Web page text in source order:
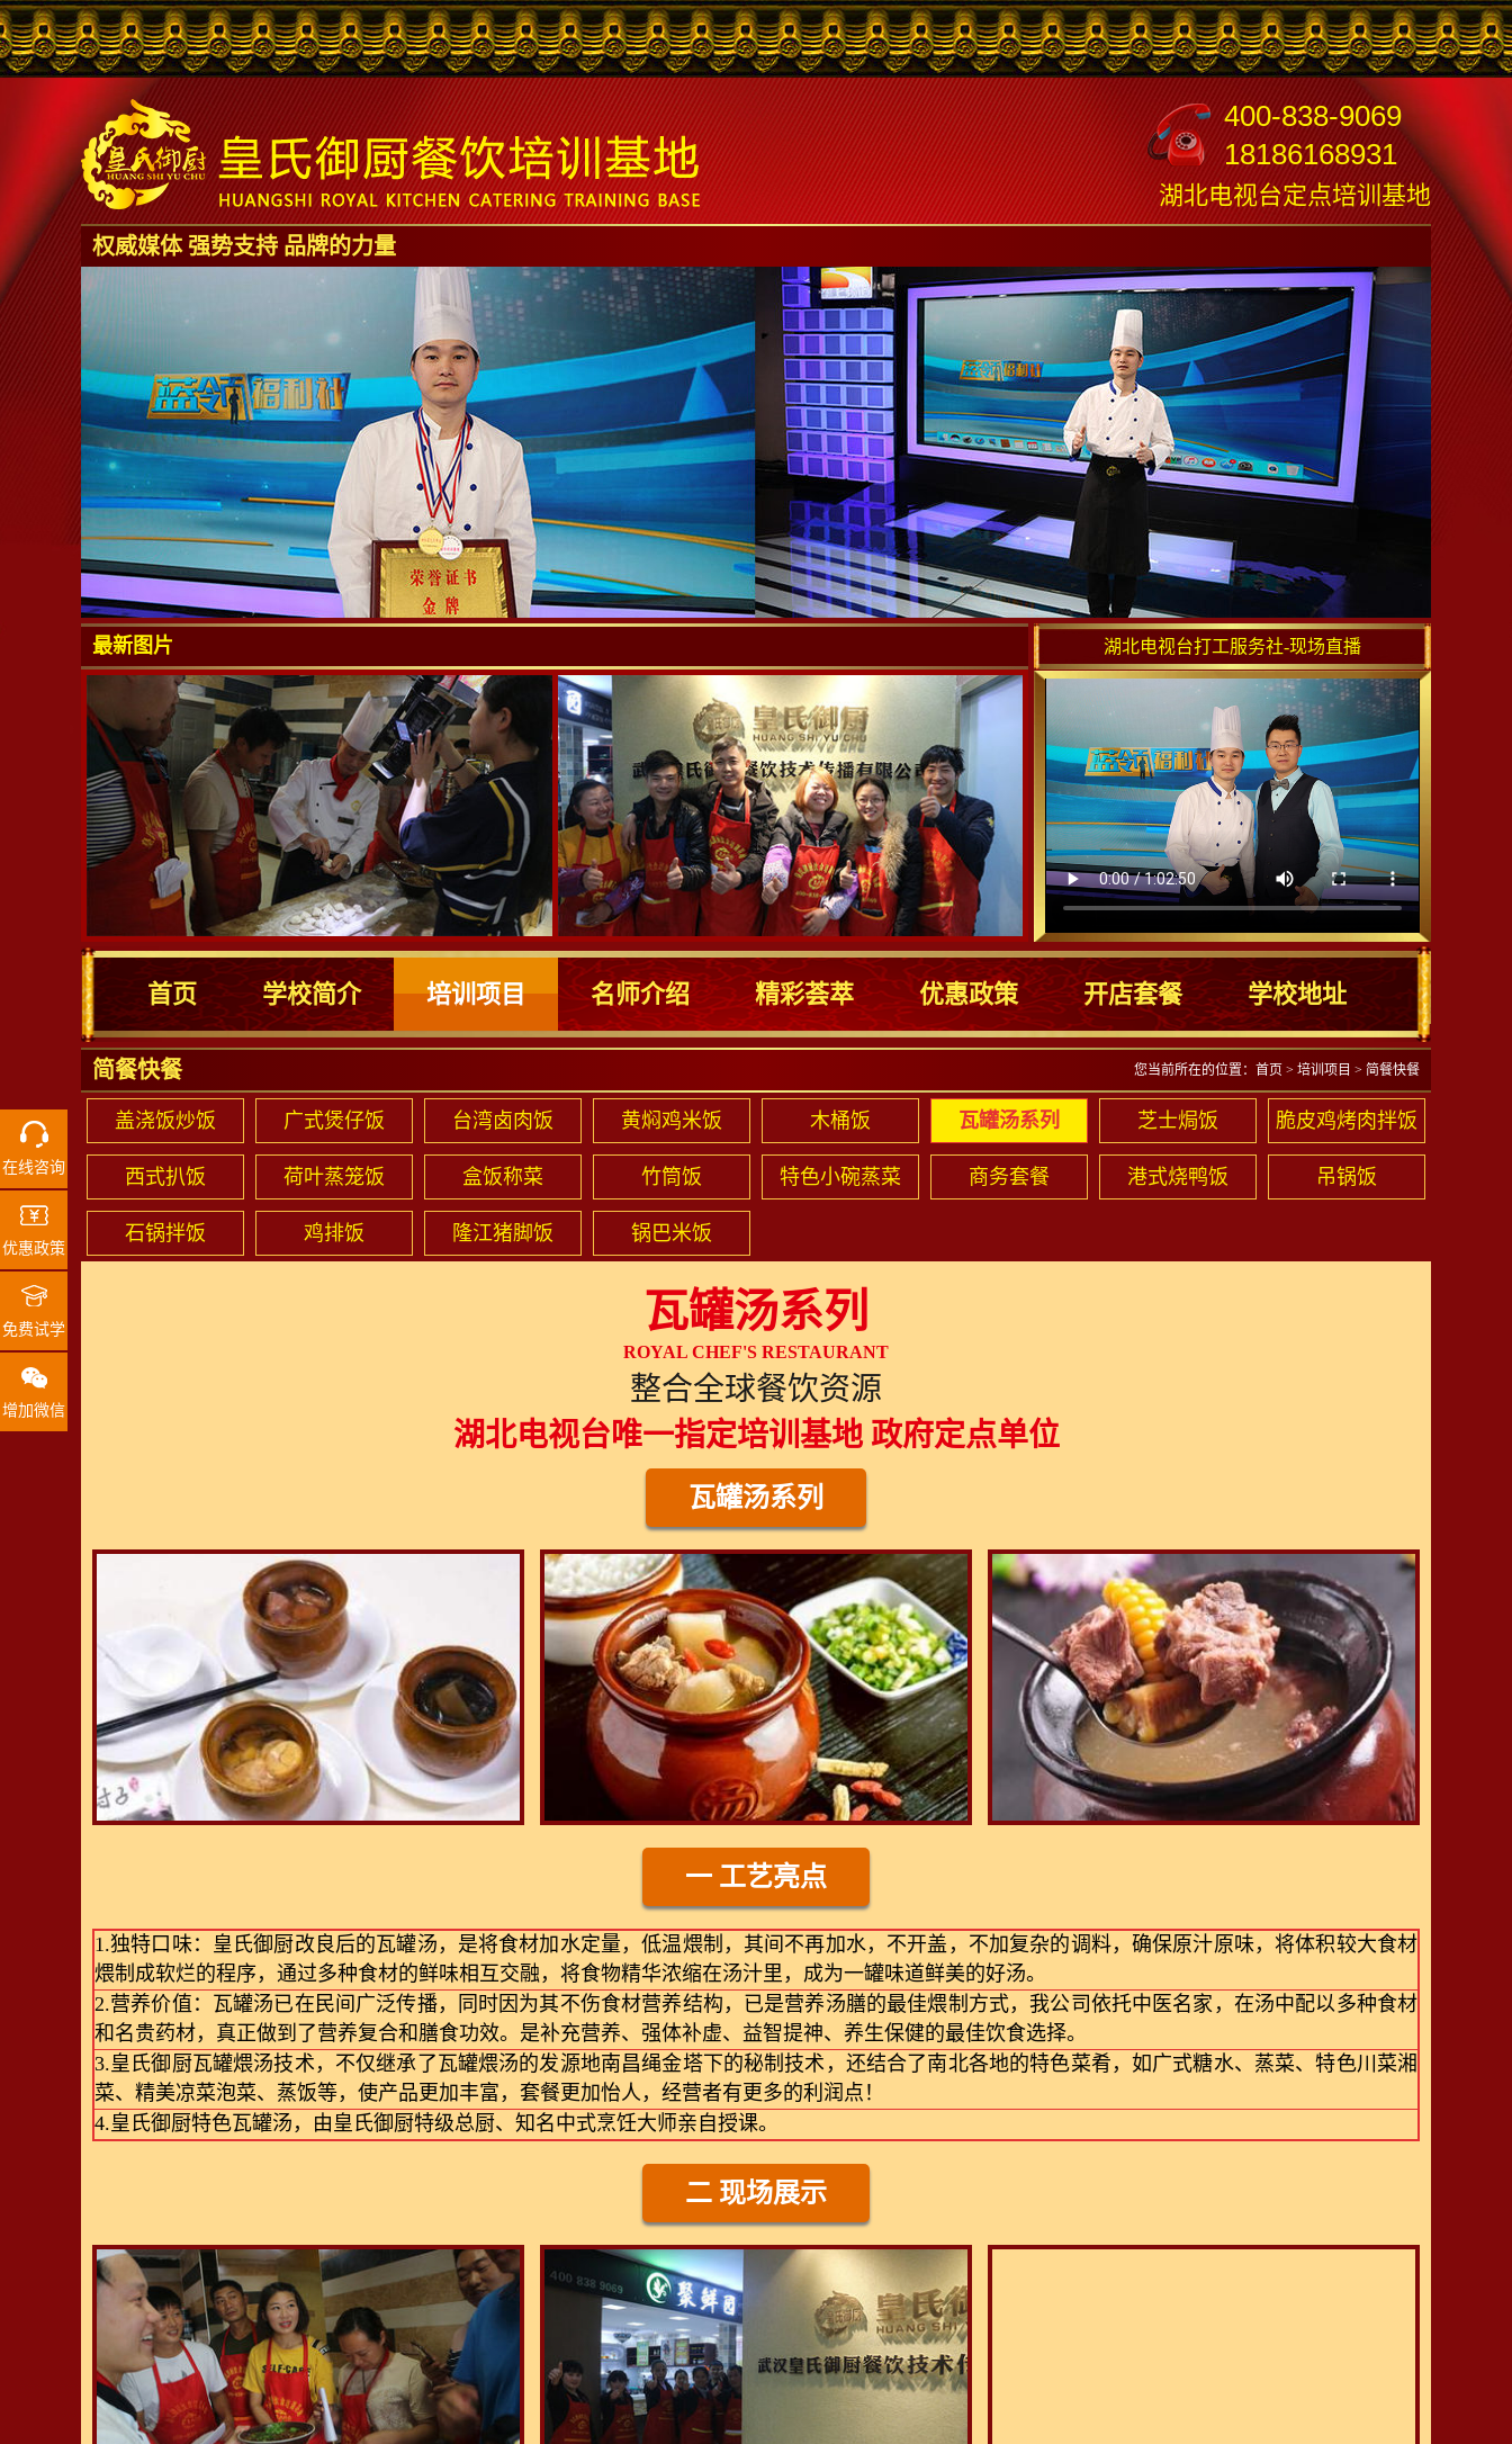
400-838-9069
18186168931
湖北电视台定点培训基地
权威媒体 强势支持 品牌的力量
最新图片 湖北电视台打工服务社-现场直播
首页 学校简介 培训项目 名师介绍 精彩荟萃 优惠政策 开店套餐 学校地址
简餐快餐 您当前所在的位置： 首页 > 培训项目 > 简餐快餐
盖浇饭炒饭 广式煲仔饭 台湾卤肉饭 黄焖鸡米饭 木桶饭 瓦罐汤系列 芝士焗饭 脆皮鸡烤肉拌饭
西式扒饭 荷叶蒸笼饭 盒饭称菜 竹筒饭 特色小碗蒸菜 商务套餐 港式烧鸭饭 吊锅饭
石锅拌饭 鸡排饭 隆江猪脚饭 锅巴米饭
瓦罐汤系列
ROYAL CHEF'S RESTAURANT
整合全球餐饮资源
湖北电视台唯一指定培训基地 政府定点单位
瓦罐汤系列
一 工艺亮点
1.独特口味：皇氏御厨改良后的瓦罐汤，是将食材加水定量，低温煨制，其间不再加水，不开盖，不加复杂的调料，确保原汁原味，将体积较大食材
煨制成软烂的程序，通过多种食材的鲜味相互交融，将食物精华浓缩在汤汁里，成为一罐味道鲜美的好汤。
2.营养价值：瓦罐汤已在民间广泛传播，同时因为其不伤食材营养结构，已是营养汤膳的最佳煨制方式，我公司依托中医名家，在汤中配以多种食材
和名贵药材，真正做到了营养复合和膳食功效。是补充营养、强体补虚、益智提神、养生保健的最佳饮食选择。
3.皇氏御厨瓦罐煨汤技术，不仅继承了瓦罐煨汤的发源地南昌绳金塔下的秘制技术，还结合了南北各地的特色菜肴，如广式糖水、蒸菜、特色川菜湘
菜、精美凉菜泡菜、蒸饭等，使产品更加丰富，套餐更加怡人，经营者有更多的利润点！
4.皇氏御厨特色瓦罐汤，由皇氏御厨特级总厨、知名中式烹饪大师亲自授课。
二 现场展示
在线咨询
优惠政策
免费试学
增加微信